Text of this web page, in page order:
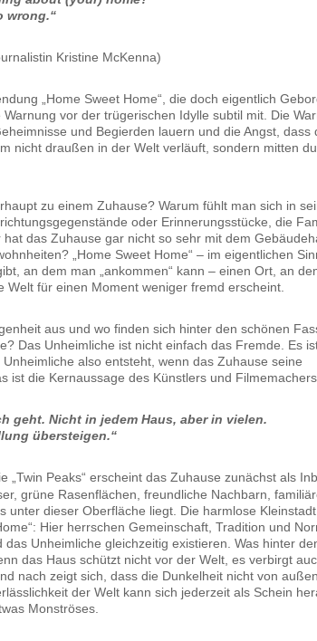
wrong.“
Kristine McKenna)
„Home Sweet Home“, die doch eigentlich
vor der trügerischen Idylle subtil mit. Die
und Begierden lauern und die Angst, dass
nicht draußen in der Welt verläuft, sondern mitten
zu einem Zuhause? Warum fühlt man sich in
oder Erinnerungsstücke, die
das Zuhause gar nicht so sehr mit dem
„Home Sweet Home“ – im eigentlichen
an dem man „ankommen“ kann – einen Ort, an
für einen Moment weniger fremd erscheint.
aus und wo finden sich hinter den schönen
Das Unheimliche ist nicht einfach das Fremde. Es
also entsteht, wenn das Zuhause seine
ist die Kernaussage des Künstlers und
geht. Nicht in jedem Haus, aber in vielen.
übersteigen.“
„Twin Peaks“ erscheint das Zuhause zunächst als
grüne Rasenflächen, freundliche Nachbarn,
unter dieser Oberfläche liegt. Die harmlose
Hier herrschen Gemeinschaft, Tradition und
Unheimliche gleichzeitig existieren. Was hinter
das Haus schützt nicht vor der Welt, es verbirgt
nach zeigt sich, dass die Dunkelheit nicht von
der Welt kann sich jederzeit als Schein
Monströses.